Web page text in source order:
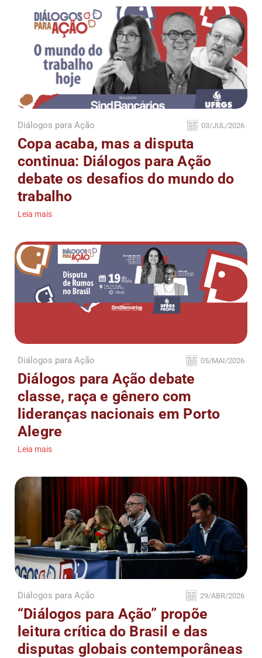
Diálogos para Ação 03/JUL/2026
Copa acaba, mas a disputa
continua: Diálogos para Ação
debate os desafios do mundo do
trabalho
Leia mais
Diálogos para Ação 05/MAI/2026
Diálogos para Ação debate
classe, raça e gênero com
lideranças nacionais em Porto
Alegre
Leia mais
Diálogos para Ação 29/ABR/2026
“Diálogos para Ação” propõe
leitura crítica do Brasil e das
disputas globais contemporâneas